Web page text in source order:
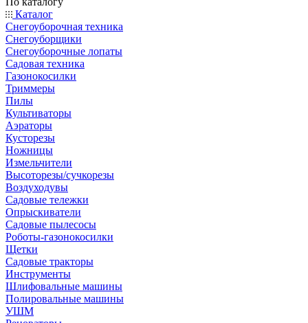
Каталог
Снегоуборочная техника
Снегоуборщики
Снегоуборочные лопаты
Садовая техника
Газонокосилки
Триммеры
Пилы
Культиваторы
Аэраторы
Кусторезы
Ножницы
Измельчители
Высоторезы/сучкорезы
Воздуходувы
Садовые тележки
Опрыскиватели
Садовые пылесосы
Роботы-газонокосилки
Щетки
Садовые тракторы
Инструменты
Шлифовальные машины
Полировальные машины
УШМ